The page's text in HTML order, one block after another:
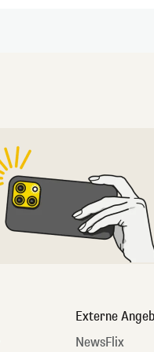
Externe
NewsFlix